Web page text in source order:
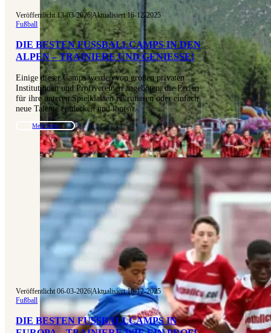
Veröffentlicht 13-03-2026|Aktualisiert 16-12-2025
Fußball
DIE BESTEN FUSSBALLCAMPS IN DEN A
LPEN – TRAINIERE UND GENIESSE!
Einige dieser Camps werden von großen privaten
Institutionen und Profivereinen angeboten, die Perlen
für ihre unteren Spielklassen rekrutieren oder einfach
neue Talente entdecken und ihnen…
Mehr lesen
Veröffentlicht 06-03-2026|Aktualisiert 16-12-2025
Fußball
DIE BESTEN FUSSBALLCAMPS IN E